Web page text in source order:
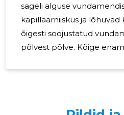
sageli alguse
kapillaarniiskus ja
õigesti soojustatud
põlvest põlve. Kõige